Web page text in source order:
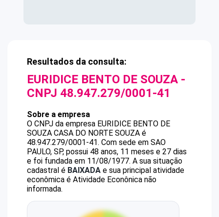
Resultados da consulta:
EURIDICE BENTO DE SOUZA -
CNPJ 48.947.279/0001-41
Sobre a empresa
O CNPJ da empresa EURIDICE BENTO DE
SOUZA CASA DO NORTE SOUZA é
48.947.279/0001-41. Com sede em SAO
PAULO, SP, possui 48 anos, 11 meses e 27 dias
e foi fundada em 11/08/1977. A sua situação
cadastral é BAIXADA e sua principal atividade
econômica é Atividade Econônica não
informada.